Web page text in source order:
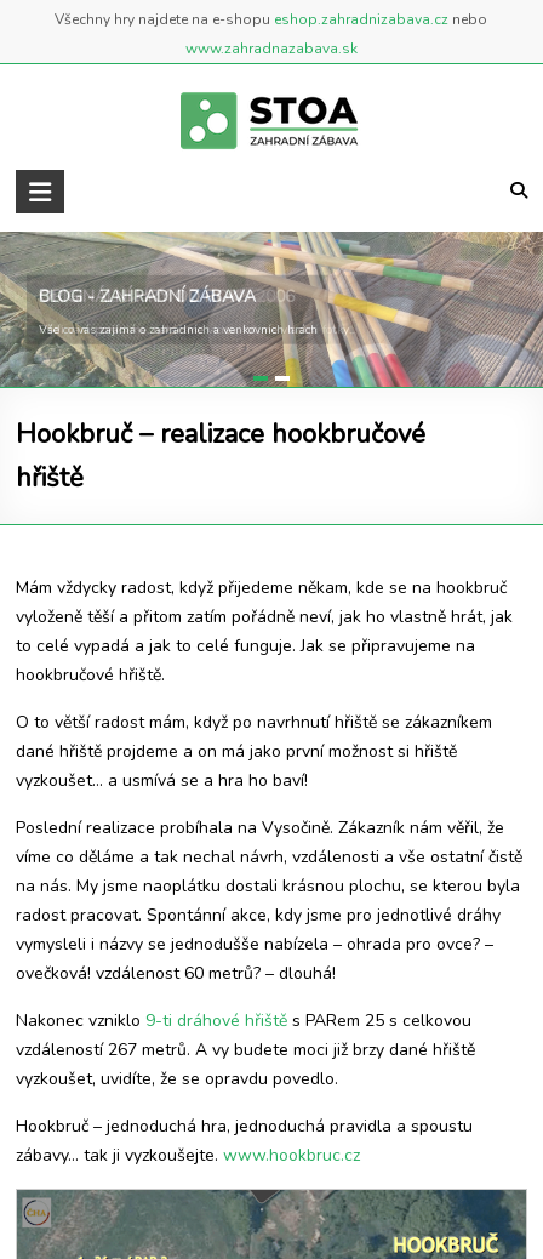
Všechny hry najdete na e-shopu eshop.zahradnizabava.cz nebo
www.zahradnazabava.sk
Zahradní
Zábava
..::
BLOG
::..
o
zahradních
a
venkovních
BLOG - ZAHRADNÍ ZÁBAVA
Vše co vás zajímá o zahradních a venkovních hrách
ORIGINÁLNÍ HRY OD ROKU 2006
Rádi vám poradíme, natáčíme videa, fotíme vlastní fotky...
Hookbruč – realizace hookbručové
hřiště
Mám vždycky radost, když přijedeme někam, kde se na hookbruč
vyloženě těší a přitom zatím pořádně neví, jak ho vlastně hrát, jak
to celé vypadá a jak to celé funguje. Jak se připravujeme na
hookbručové hřiště.
O to větší radost mám, když po navrhnutí hřiště se zákazníkem
dané hřiště projdeme a on má jako první možnost si hřiště
vyzkoušet… a usmívá se a hra ho baví!
Poslední realizace probíhala na Vysočině. Zákazník nám věřil, že
víme co děláme a tak nechal návrh, vzdálenosti a vše ostatní čistě
na nás. My jsme naoplátku dostali krásnou plochu, se kterou byla
radost pracovat. Spontánní akce, kdy jsme pro jednotlivé dráhy
vymysleli i názvy se jednodušše nabízela – ohrada pro ovce? –
ovečková! vzdálenost 60 metrů? – dlouhá!
Nakonec vzniklo 9-ti dráhové hřiště s PARem 25 s celkovou
vzdáleností 267 metrů. A vy budete moci již brzy dané hřiště
vyzkoušet, uvidíte, že se opravdu povedlo.
Hookbruč – jednoduchá hra, jednoduchá pravidla a spoustu
zábavy… tak ji vyzkoušejte.www.hookbruc.cz